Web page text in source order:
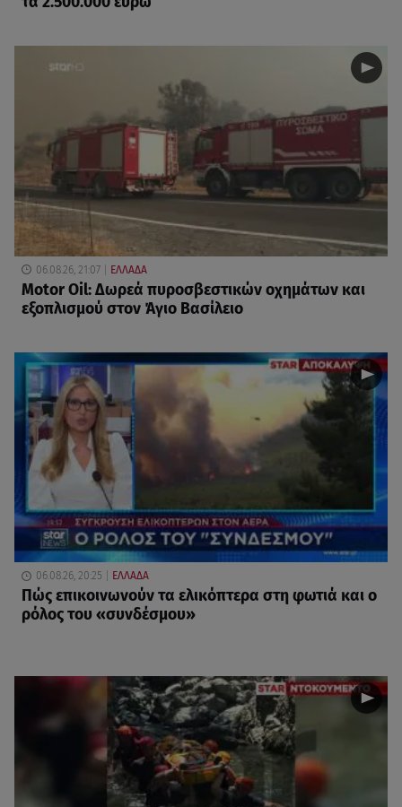
06.08.26, 21:07 ΕΛΛΑΔΑ
Motor Oil: Δωρεά πυροσβεστικών οχημάτων και
εξοπλισμού στον Άγιο Βασίλειο
06.08.26, 20:25 ΕΛΛΑΔΑ
Πώς επικοινωνούν τα ελικόπτερα στη φωτιά και ο
ρόλος του «συνδέσμου»